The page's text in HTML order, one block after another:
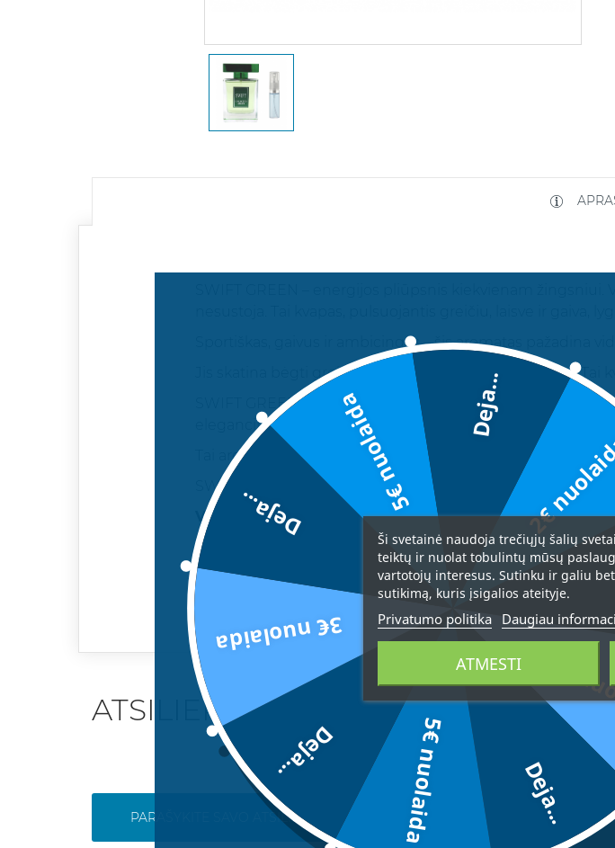
nesustoja. Tai kvapas, pulsuojantis greičiu, laisve ir gaiva,
Sportiškas, gaivus ir ambicingas – šis aromatas pažadina
Jis skatina bėgti greičiau, siekti daugiau, lipti aukščiau. Tai
SWIFT GREEN suteikia švaros, gaivumo ir energijos
elegancijos, todėl puikiai tinka tiek kasdienai, tiek
Tai aromatas, kuris įsijungia kaip variklis – pasitinki dieną
SWIFT GREEN – Drąsa. Greitis. Adrenalinas. Ir tu centre.
Viršutinės natos:
bergamotė, mandarinas, apelsinas
Vidurinės natos:
Pagrindinės natos:
santalas, mediena
ATSILIEPIMAI
PARAŠYKITE SAVO ATSILIEPIMĄ
Ši svetainė naudoja trečiųjų šalių
teiktų ir nuolat tobulintų mūsų
vartotojų interesus. Sutinku ir galiu
sutikimą, kuris įsigalios ateityje.
Privatumo politika Daugiau
ATMESTI
2€
3€
Deja...
5€ nuolaida
Deja...
3€ nuolaida
Deja... 5€ nuolaida Deja...